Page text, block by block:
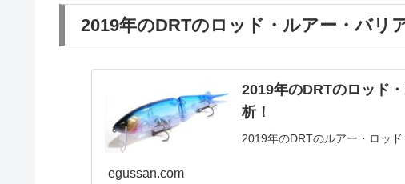
2019年のDRTのロッド・ルアー・バリ
2019年のDRTのロッド
析！
2019年のDRTのルアー・ロッ
egussan.com